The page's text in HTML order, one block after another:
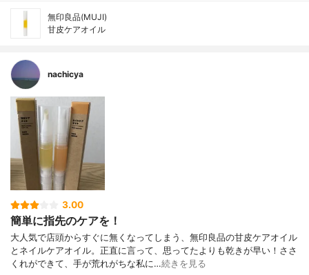
無印良品(MUJI)
甘皮ケアオイル
nachicya
3.00
簡単に指先のケアを！
大人気で店頭からすぐに無くなってしまう、無印良品の甘皮ケアオイル
とネイルケアオイル。正直に言って、思ってたよりも乾きが早い！ささ
くれができて、手が荒れがちな私に…続きを見る